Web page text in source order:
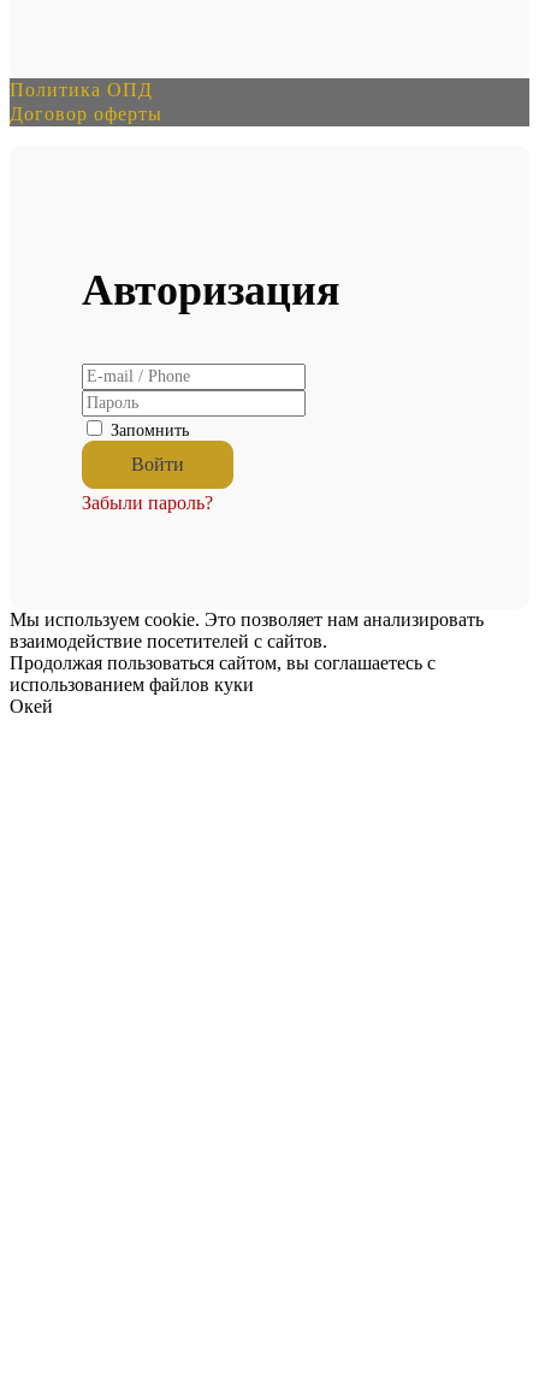
Политика ОПД
Договор оферты
Авторизация
Запомнить
Забыли пароль?
Мы используем cookie. Это позволяет нам анализировать
взаимодействие посетителей с сайтов.
Продолжая пользоваться сайтом, вы соглашаетесь с
использованием файлов куки
Окей